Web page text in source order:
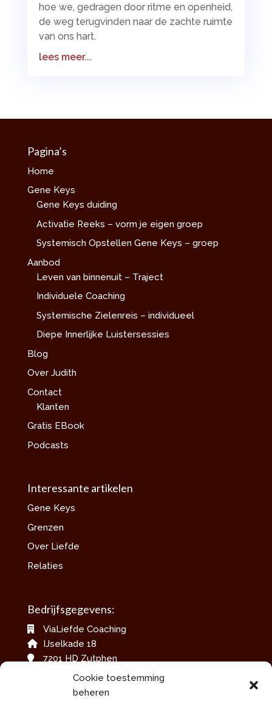
Cookie toestemming
beheren
hoe we, gedragen door ritme en openheid,
de weg terugvinden naar de zachte ruimte
van ons hart.
lees meer...
Pagina’s
Home
Gene Keys
Gene Keys duiding
Activatie Reeks – vorm je eigen groep
Systemisch Opstellen Gene Keys – groep
Aanbod
Leven van binnenuit – Traject
Individuele Coaching
Systemische Zielenreis – individueel
Diepe Innerlijke Luistersessies
Blog
Over Judith
Contact
Klanten
Gratis EBook
Podcasts
Interessante artikelen
Gene Keys
Grenzen
Over Liefde
Relaties
Bedrijfsgegevens:
ViaLiefde Coaching
IJselkade 18
7201 HD Zutphen
06-42079717
info@vialiefdecoaching.nl